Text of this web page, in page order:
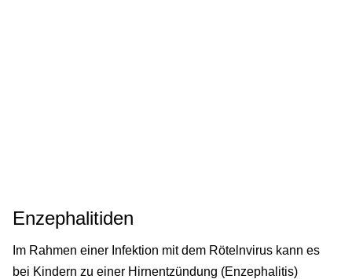
Enzephalitiden
Im Rahmen einer Infektion mit dem Rötelnvirus kann es
bei Kindern zu einer Hirnentzündung (Enzephalitis)